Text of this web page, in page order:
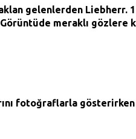
gelenlerden Liebherr.
meraklı gözlere
fotoğraflarla